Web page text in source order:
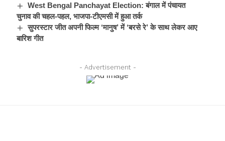
West Bengal Panchayat Election: बंगाल में पंचायत
चुनाव की चहल-पहल, भाजपा-टीएमसी में हुआ तर्क
सुपरस्टार जीत अपनी फिल्म ‘मानुष’ में ‘बरसे रे’ के साथ लेकर आए
बारिश गीत
- Advertisement -